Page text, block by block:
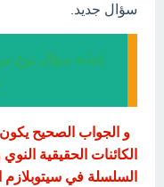
سؤال جديد.
و الجواب الصحيح
السلسلة في